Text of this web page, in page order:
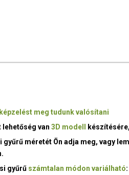
meg tudunk valósítani
lehetőség van3D modell
gyűrű méretét Ön adja meg, vagy
gyűrű számtalan módon variálható